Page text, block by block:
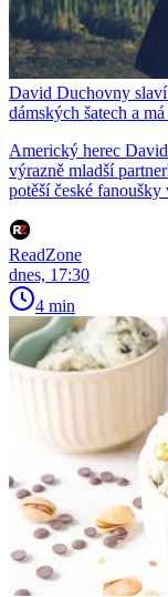
David Duchovny
dámských šatech a
Americký herec
výrazně mladší
potěší české fanoušky
ReadZone
dnes, 17:30
4 min